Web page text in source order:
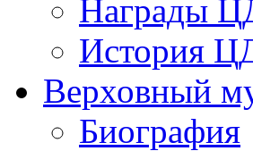
Награды
История
Верховный
Биография